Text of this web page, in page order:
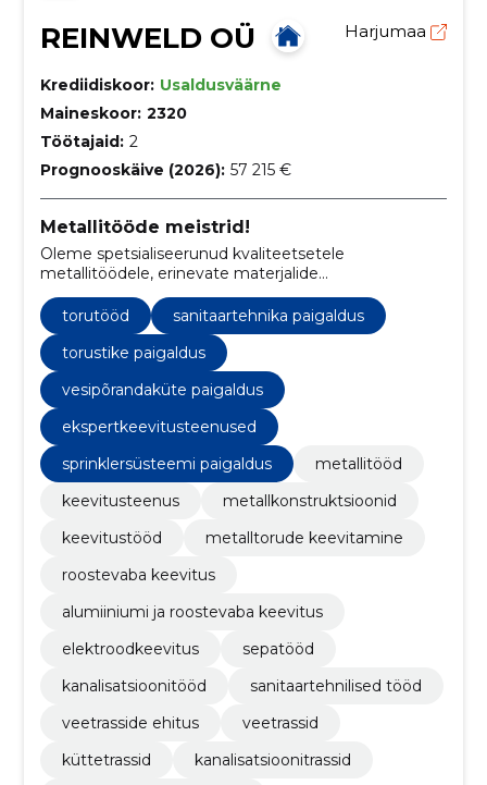
REINWELD OÜ Harjumaa
Krediidiskoor: Usaldusväärne
Maineskoor: 2320
Töötajaid: 2
Prognooskäive (2026): 57 215 €
Metallitööde meistrid!
Oleme spetsialiseerunud kvaliteetsetele
metallitöödele, erinevate materjalide
torustikulahendustele, tagades, et iga projekt vastab
kõrgeimatele käsitöö ja vastupidavuse standarditele.
torutööd
sanitaartehnika paigaldus
torustike paigaldus
vesipõrandaküte paigaldus
ekspertkeevitusteenused
sprinklersüsteemi paigaldus
metallitööd
keevitusteenus
metallkonstruktsioonid
keevitustööd
metalltorude keevitamine
roostevaba keevitus
alumiiniumi ja roostevaba keevitus
elektroodkeevitus
sepatööd
kanalisatsioonitööd
sanitaartehnilised tööd
veetrasside ehitus
veetrassid
küttetrassid
kanalisatsioonitrassid